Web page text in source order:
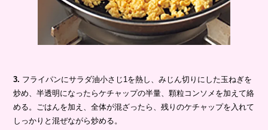
3. フライパンにサラダ油小さじ1を熱し、みじん切りにした玉ねぎを
炒め、半透明になったらケチャップの半量、顆粒コンソメを加えて絡
める。ごはんを加え、全体が混ざったら、残りのケチャップを入れて
しっかりと混ぜながら炒める。